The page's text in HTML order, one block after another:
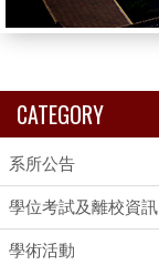
CATEGORY
系所公告
學位考試及離校資訊
學術活動